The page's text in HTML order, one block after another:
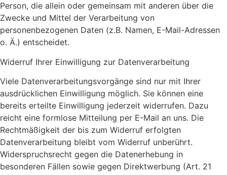
Person, die allein oder gemeinsam mit anderen über die
Zwecke und Mittel der Verarbeitung von
personenbezogenen Daten (z.B. Namen, E-Mail-Adressen
o. Ä.) entscheidet.
Widerruf Ihrer Einwilligung zur Datenverarbeitung
Viele Datenverarbeitungsvorgänge sind nur mit Ihrer
ausdrücklichen Einwilligung möglich. Sie können eine
bereits erteilte Einwilligung jederzeit widerrufen. Dazu
reicht eine formlose Mitteilung per E-Mail an uns. Die
Rechtmäßigkeit der bis zum Widerruf erfolgten
Datenverarbeitung bleibt vom Widerruf unberührt.
Widerspruchsrecht gegen die Datenerhebung in
besonderen Fällen sowie gegen Direktwerbung (Art. 21